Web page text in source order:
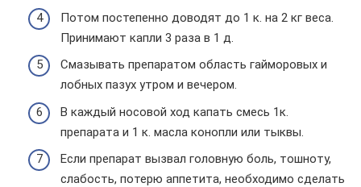
Потом постепенно доводят до 1 к. на 2 кг веса.
Принимают капли 3 раза в 1 д.
Смазывать препаратом область гайморовых и
лобных пазух утром и вечером.
В каждый носовой ход капать смесь 1к.
препарата и 1 к. масла конопли или тыквы.
Если препарат вызвал головную боль, тошноту,
слабость, потерю аппетита, необходимо сделать